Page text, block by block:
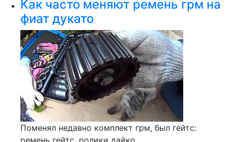
Как часто меняют ремень грм на
фиат дукато
Поменял недавно комплект грм, был гейтс:
ремень гейтс, ролики дайко,...